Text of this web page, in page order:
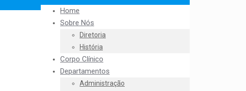
Home
Sobre Nós
Diretoria
História
Corpo Clínico
Departamentos
Administração